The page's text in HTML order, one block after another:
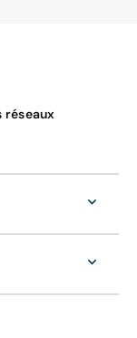
réseaux